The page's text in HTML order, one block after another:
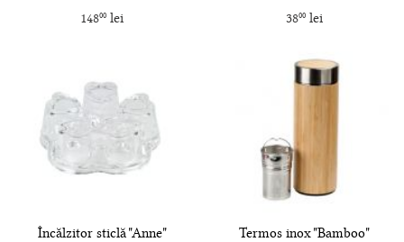
14800 lei
3800lei
Încălzitor sticlă "Anne" Termos inox "Bamboo"